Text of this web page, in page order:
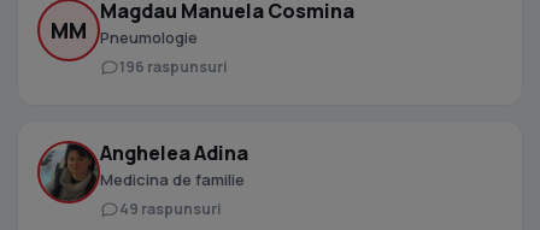
MM
Magdau Manuela Cosmina
Pneumologie
196 raspunsuri
Anghelea Adina
Medicina de familie
49 raspunsuri